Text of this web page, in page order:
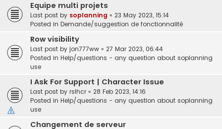
Equipe multi projets
Last post by soplanning « 23 May 2023, 15:14
Posted in Demande/suggestion de fonctionnalité
Row visibility
Last post by jon777ww « 27 Mar 2023, 06:44
Posted in Help/questions - any question about soplanning
use
I Ask For Support | Character Issue
Last post by rslhcr « 28 Feb 2023, 14:16
Posted in Help/questions - any question about soplanning
use
Changement de serveur